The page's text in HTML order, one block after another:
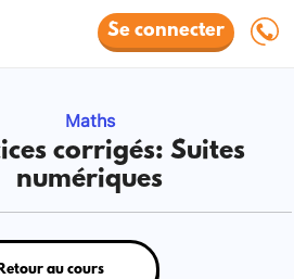
Se connecter
Maths
corrigés: Suites
numériques
Retour au cours